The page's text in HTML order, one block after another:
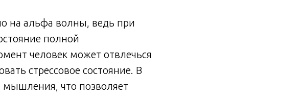
на альфа волны, ведь при
полной
человек может отвлечься
стрессовое состояние. В
мышления, что позволяет